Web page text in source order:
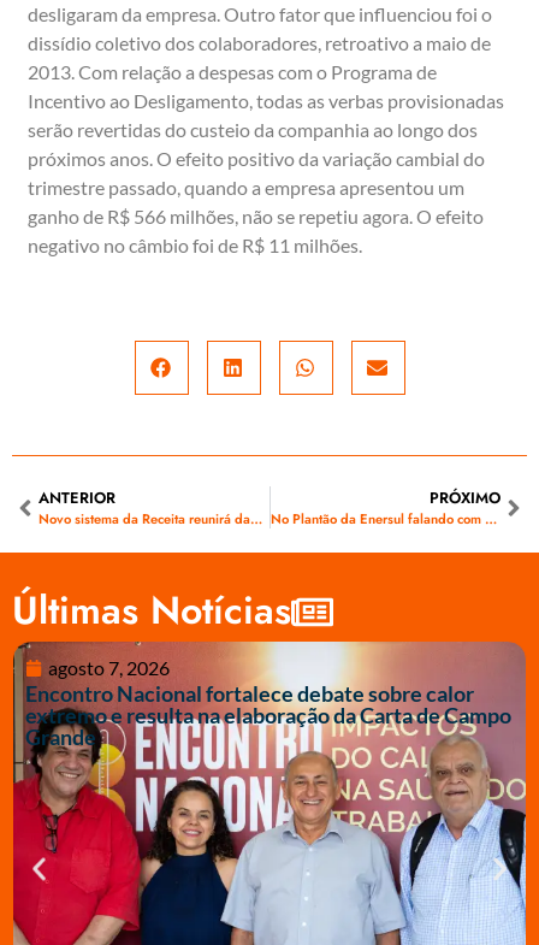
desligaram da empresa. Outro fator que influenciou foi o
dissídio coletivo dos colaboradores, retroativo a maio de
2013. Com relação a despesas com o Programa de
Incentivo ao Desligamento, todas as verbas provisionadas
serão revertidas do custeio da companhia ao longo dos
próximos anos. O efeito positivo da variação cambial do
trimestre passado, quando a empresa apresentou um
ganho de R$ 566 milhões, não se repetiu agora. O efeito
negativo no câmbio foi de R$ 11 milhões.
ANTERIOR
Novo sistema da Receita reunirá dados sobre empregados em tempo real
PRÓXIMO
No Plantão da Enersul falando com os trabalhadores sobre a Audiência Pública da Aneel e a ameaça que o Plano de recuperação da Energisa
Últimas Notícias
agosto 7, 2026
Encontro Nacional fortalece debate sobre calor
extremo e resulta na elaboração da Carta de Campo
Grande